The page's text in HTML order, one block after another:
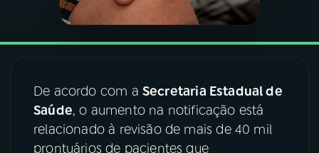
VIDEOCASTS
ACOMPANHE A RÁDIO NACIONAL
De acordo com a Secretaria Estadual de
Saúde, o aumento na notificação está
relacionado à revisão de mais de 40 mil
prontuários de pacientes que